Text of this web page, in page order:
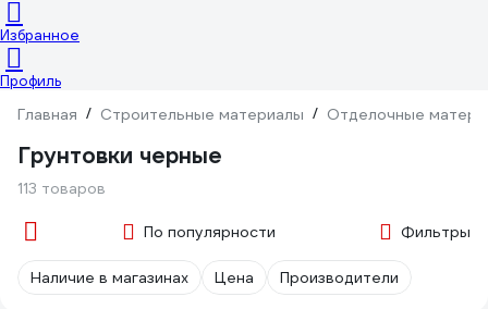
Избранное
Профиль
Главная / Строительные материалы / Отделочные
Грунтовки черные
113 товаров
По популярности Фильтры
Наличие в магазинах Цена Производители